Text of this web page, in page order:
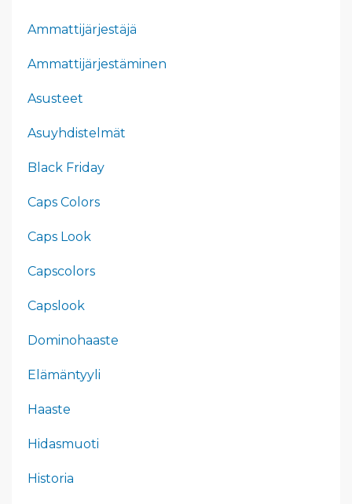
Ammattijärjestäjä
Ammattijärjestäminen
Asusteet
Asuyhdistelmät
Black Friday
Caps Colors
Caps Look
Capscolors
Capslook
Dominohaaste
Elämäntyyli
Haaste
Hidasmuoti
Historia